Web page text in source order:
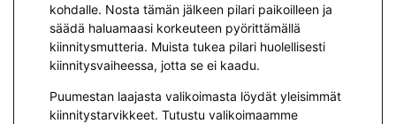
kohdalle. Nosta tämän jälkeen pilari paikoilleen ja
säädä haluamaasi korkeuteen pyörittämällä
kiinnitysmutteria. Muista tukea pilari huolellisesti
kiinnitysvaiheessa, jotta se ei kaadu.
Puumestan laajasta valikoimasta löydät yleisimmät
kiinnitystarvikkeet. Tutustu valikoimaamme